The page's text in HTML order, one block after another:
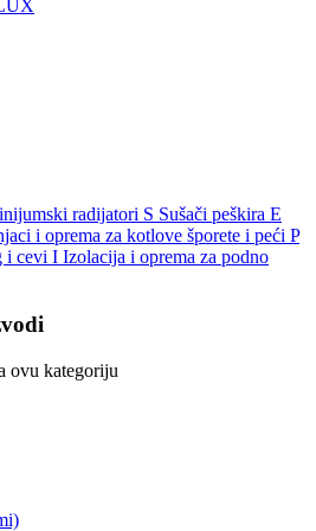
radijatori S Sušači peškira E
i oprema za kotlove šporete i peći P
i cevi I Izolacija i oprema za podno
ovu kategoriju